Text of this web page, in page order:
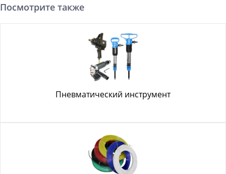
Посмотрите также
Пневматический инструмент